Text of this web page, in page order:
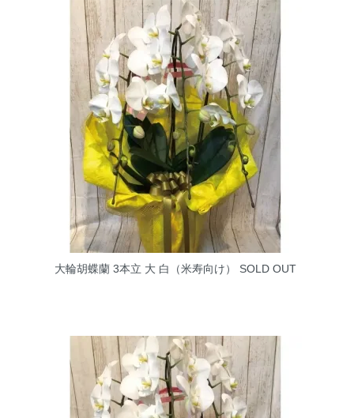
大輪胡蝶蘭 3本立 大 白（米寿向け） SOLD OUT